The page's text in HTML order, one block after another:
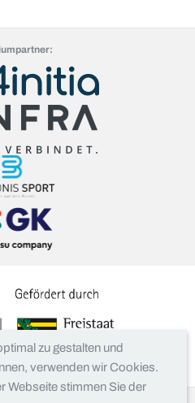
zu gestalten und
verwenden wir Cookies.
Webseite stimmen Sie der